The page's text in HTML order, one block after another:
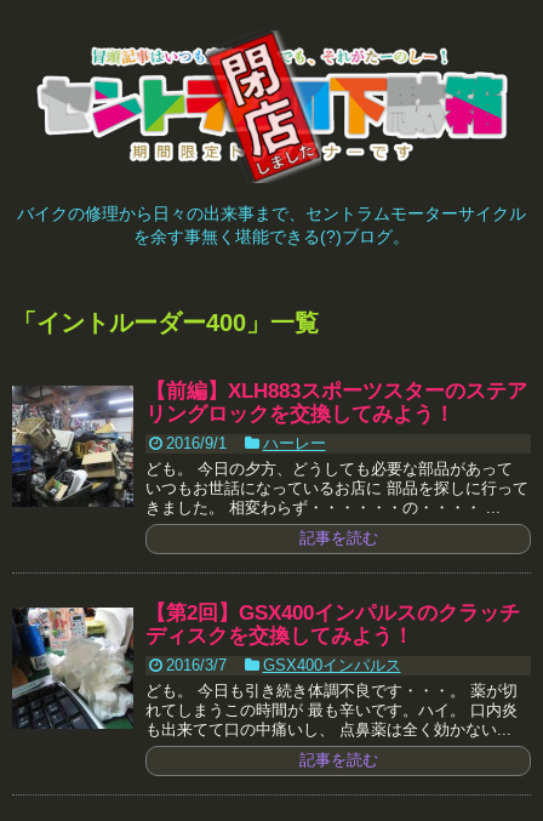
バイクの修理から日々の出来事まで、セントラムモーターサイクル
を余す事無く堪能できる(?)ブログ。
「 イントルーダー400 」 一覧
【前編】XLH883スポーツスターのステア
リングロックを交換してみよう！
2016/9/1
ハーレー
ども。 今日の夕方、どうしても必要な部品があって
いつもお世話になっているお店に 部品を探しに行って
きました。 相変わらず・・・・・・の・・・・ ...
記事を読む
【第2回】GSX400インパルスのクラッチ
ディスクを交換してみよう！
2016/3/7
GSX400インパルス
ども。 今日も引き続き体調不良です・・・。 薬が切
れてしまうこの時間が 最も辛いです。ハイ。 口内炎
も出来てて口の中痛いし、 点鼻薬は全く効かない...
記事を読む